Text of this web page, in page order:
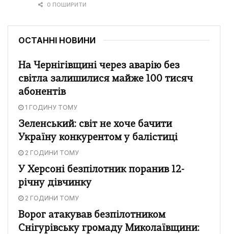
0 ПОШИРИТИ
ОСТАННІ НОВИНИ
На Чернігівщині через аварію без
світла залишилися майже 100 тисяч
абонентів
1 ГОДИНУ ТОМУ
Зеленський: світ не хоче бачити
Україну конкурентом у балістиці
2 ГОДИНИ ТОМУ
У Херсоні безпілотник поранив 12-
річну дівчинку
2 ГОДИНИ ТОМУ
Ворог атакував безпілотником
Снігурівську громаду Миколаївщини: